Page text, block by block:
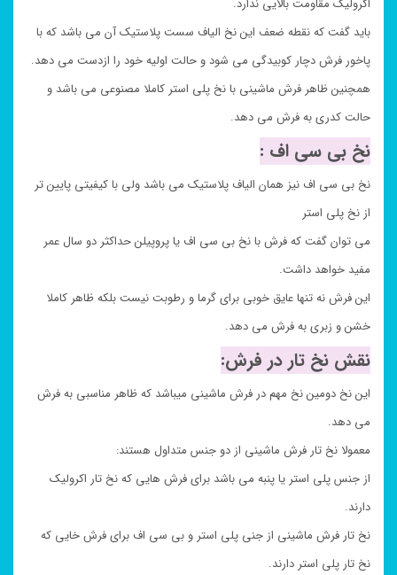
اکرولیک مقاومت بالایی ندارد.
باید گفت که نقطه ضعف این نخ الیاف سست پلاستیک آن می باشد که با
پاخور فرش دچار کوبیدگی می شود و حالت اولیه خود را ازدست می دهد.
همچنین ظاهر فرش ماشینی با نخ پلی استر کاملا مصنوعی می باشد و
حالت کدری به فرش می دهد.
نخ بی سی اف :
نخ بی سی اف نیز همان الیاف پلاستیک می باشد ولی با کیفیتی پایین تر
از نخ پلی استر
می توان گفت که فرش با نخ بی سی اف یا پروپیلن حداکثر دو سال عمر
مفید خواهد داشت.
این فرش نه تنها عایق خوبی برای گرما و رطوبت نیست بلکه ظاهر کاملا
خشن و زبری به فرش می دهد.
نقش نخ تار در فرش:
این نخ دومین نخ مهم در فرش ماشینی میباشد که ظاهر مناسبی به فرش
می دهد.
معمولا نخ تار فرش ماشینی از دو جنس متداول هستند:
از جنس پلی استر یا پنبه می باشد برای فرش هایی که نخ تار اکرولیک
دارند.
نخ تار فرش ماشینی از جنی پلی استر و بی سی اف برای فرش خایی که
نخ تار پلی استر دارند.